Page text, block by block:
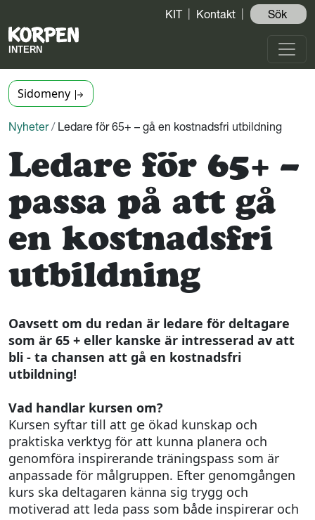
KIT Kontakt Sök ️
Sidomeny
Nyheter / Ledare för 65+ – gå en kostnadsfri utbildning
Ledare för 65+ –
passa på att gå
en kostnadsfri
utbildning
Oavsett om du redan är ledare för deltagare
som är 65 + eller kanske är intresserad av att
bli - ta chansen att gå en kostnadsfri
utbildning!
Vad handlar kursen om?
Kursen syftar till att ge ökad kunskap och
praktiska verktyg för att kunna planera och
genomföra inspirerande träningspass som är
anpassade för målgruppen. Efter genomgången
kurs ska deltagaren känna sig trygg och
motiverad att leda pass som både inspirerar och